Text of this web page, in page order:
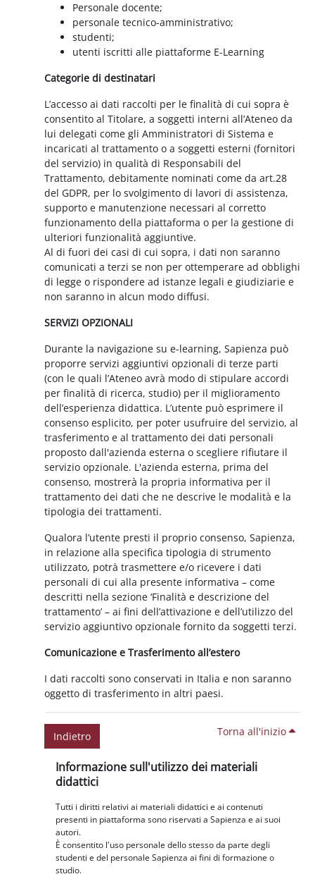
Personale docente;
personale tecnico-amministrativo;
studenti;
utenti iscritti alle piattaforme E-Learning
Categorie di destinatari
L’accesso ai dati raccolti per le finalità di cui sopra è
consentito al Titolare, a soggetti interni all’Ateneo da
lui delegati come gli Amministratori di Sistema e
incaricati al trattamento o a soggetti esterni (fornitori
del servizio) in qualità di Responsabili del
Trattamento, debitamente nominati come da art.28
del GDPR, per lo svolgimento di lavori di assistenza,
supporto e manutenzione necessari al corretto
funzionamento della piattaforma o per la gestione di
ulteriori funzionalità aggiuntive.
Al di fuori dei casi di cui sopra, i dati non saranno
comunicati a terzi se non per ottemperare ad obblighi
di legge o rispondere ad istanze legali e giudiziarie e
non saranno in alcun modo diffusi.
SERVIZI OPZIONALI
Durante la navigazione su e-learning, Sapienza può
proporre servizi aggiuntivi opzionali di terze parti
(con le quali l’Ateneo avrà modo di stipulare accordi
per finalità di ricerca, studio) per il miglioramento
dell’esperienza didattica. L’utente può esprimere il
consenso esplicito, per poter usufruire del servizio, al
trasferimento e al trattamento dei dati personali
proposto dall'azienda esterna o scegliere rifiutare il
servizio opzionale. L'azienda esterna, prima del
consenso, mostrerà la propria informativa per il
trattamento dei dati che ne descrive le modalità e la
tipologia dei trattamenti.
Qualora l’utente presti il proprio consenso, Sapienza,
in relazione alla specifica tipologia di strumento
utilizzato, potrà trasmettere e/o ricevere i dati
personali di cui alla presente informativa – come
descritti nella sezione ‘Finalità e descrizione del
trattamento’ – ai fini dell’attivazione e dell’utilizzo del
servizio aggiuntivo opzionale fornito da soggetti terzi.
Comunicazione e Trasferimento all’estero
I dati raccolti sono conservati in Italia e non saranno
oggetto di trasferimento in altri paesi.
Indietro Torna all'inizio
Blocchi
Informazione sull'utilizzo dei materiali
didattici
Tutti i diritti relativi ai materiali didattici e ai contenuti
presenti in piattaforma sono riservati a Sapienza e ai suoi
autori.
È consentito l'uso personale dello stesso da parte degli
studenti e del personale Sapienza ai fini di formazione o
studio.